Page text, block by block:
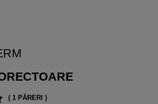
( 1 PĂRERI )